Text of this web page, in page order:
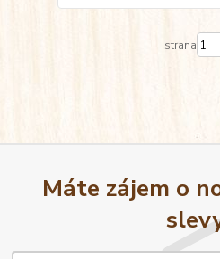
strana
Máte zájem o